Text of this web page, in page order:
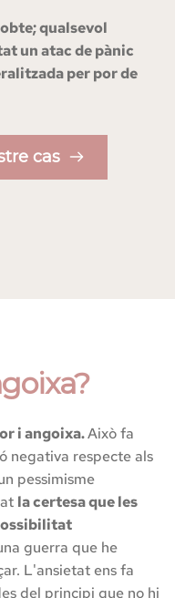
qualsevol
un atac de pànic
per por de
cas
i angoixa. Això fa
negativa respecte als
pessimisme
la certesa que les
guerra que he
L'ansietat ens fa
del principi que no hi